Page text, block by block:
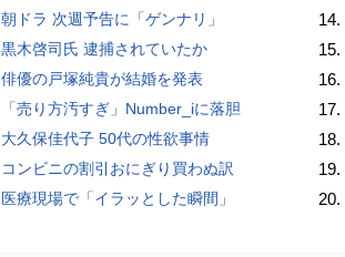
朝ドラ 次週予告に「ゲンナリ」
黒木啓司氏 逮捕されていたか
俳優の戸塚純貴が結婚を発表
「売り方汚すぎ」Number_iに落胆
大久保佳代子 50代の性欲事情
コンビニの割引おにぎり買わぬ訳
医療現場で「イラッとした瞬間」
14.
15.
16.
17.
18.
19.
20.